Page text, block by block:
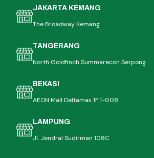
JAKARTA KEMANG
The Broadway Kemang
TANGERANG
North Goldfinch Summarecon Serpong
BEKASI
AEON Mall Deltamas 1F 1-008
LAMPUNG
Jl. Jendral Sudirman 108C